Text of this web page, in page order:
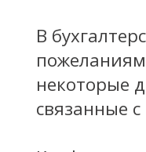
В
некоторые
связанные